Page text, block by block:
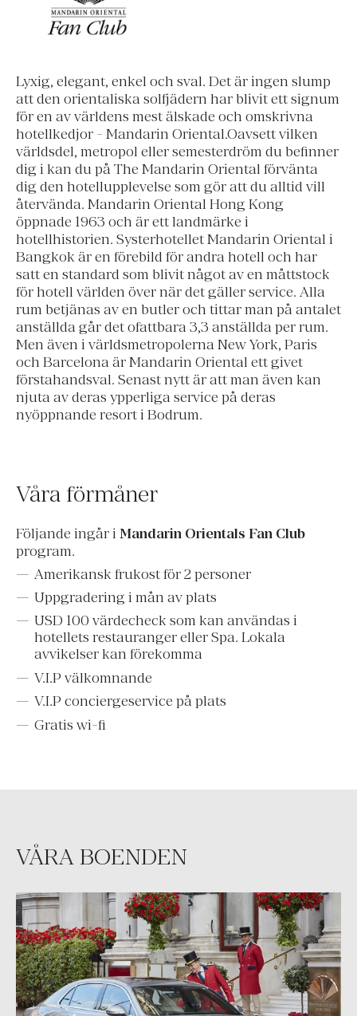
Lyxig, elegant, enkel och sval. Det är ingen slump
att den orientaliska solfjädern har blivit ett signum
för en av världens mest älskade och omskrivna
hotellkedjor - Mandarin Oriental.Oavsett vilken
världsdel, metropol eller semesterdröm du befinner
dig i kan du på The Mandarin Oriental förvänta
dig den hotellupplevelse som gör att du alltid vill
återvända. Mandarin Oriental Hong Kong
öppnade 1963 och är ett landmärke i
hotellhistorien. Systerhotellet Mandarin Oriental i
Bangkok är en förebild för andra hotell och har
satt en standard som blivit något av en måttstock
för hotell världen över när det gäller service. Alla
rum betjänas av en butler och tittar man på antalet
anställda går det ofattbara 3,3 anställda per rum.
Men även i världsmetropolerna New York, Paris
och Barcelona är Mandarin Oriental ett givet
förstahandsval. Senast nytt är att man även kan
njuta av deras ypperliga service på deras
nyöppnande resort i Bodrum.
Våra förmåner
Följande ingår i Mandarin Orientals Fan Club
program.
Amerikansk frukost för 2 personer
Uppgradering i mån av plats
USD 100 värdecheck som kan användas i
hotellets restauranger eller Spa. Lokala
avvikelser kan förekomma
V.I.P välkomnande
V.I.P conciergeservice på plats
Gratis wi-fi
VÅRA BOENDEN